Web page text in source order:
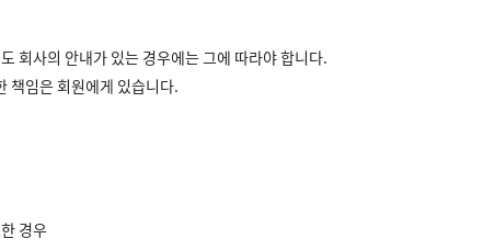
회사의 안내가 있는 경우에는 그에 따라야 합니다.
책임은 회원에게 있습니다.
경우